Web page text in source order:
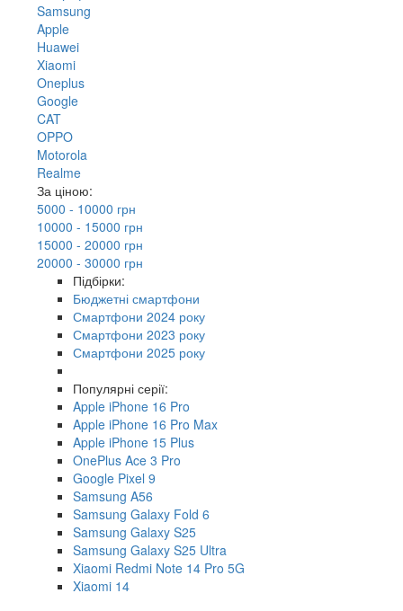
Samsung
Apple
Huawei
Xiaomi
Oneplus
Google
CAT
OPPO
Motorola
Realme
За ціною:
5000 - 10000 грн
10000 - 15000 грн
15000 - 20000 грн
20000 - 30000 грн
Підбірки:
Бюджетні смартфони
Смартфони 2024 року
Смартфони 2023 року
Смартфони 2025 року
Популярні серії:
Apple iPhone 16 Pro
Apple iPhone 16 Pro Max
Apple iPhone 15 Plus
OnePlus Ace 3 Pro
Google Pixel 9
Samsung A56
Samsung Galaxy Fold 6
Samsung Galaxy S25
Samsung Galaxy S25 Ultra
Xiaomi Redmi Note 14 Pro 5G
Xiaomi 14